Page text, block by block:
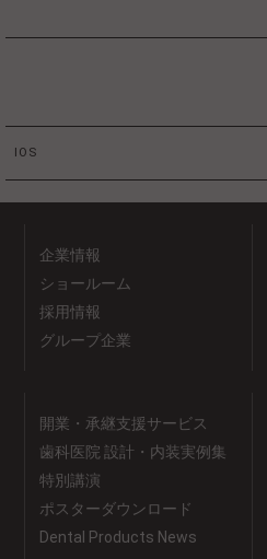
IOS
企業情報
ショールーム
採用情報
グループ企業
開業・承継支援サービス
歯科医院 設計・内装実例集
特別講演
ポスターダウンロード
Dental Products News